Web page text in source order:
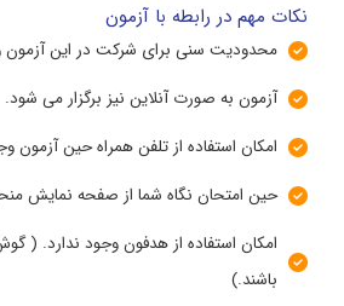
نکات مهم در رابطه با آزمون
محدودیت سنی برای شرکت در این آزمون
آزمون به صورت آنلاین نیز برگزار می شود.
امکان استفاده از تلفن همراه حین آزمون
حین امتحان نگاه شما از صفحه نمایش
امکان استفاده از هدفون وجود ندارد. (
باشند.)